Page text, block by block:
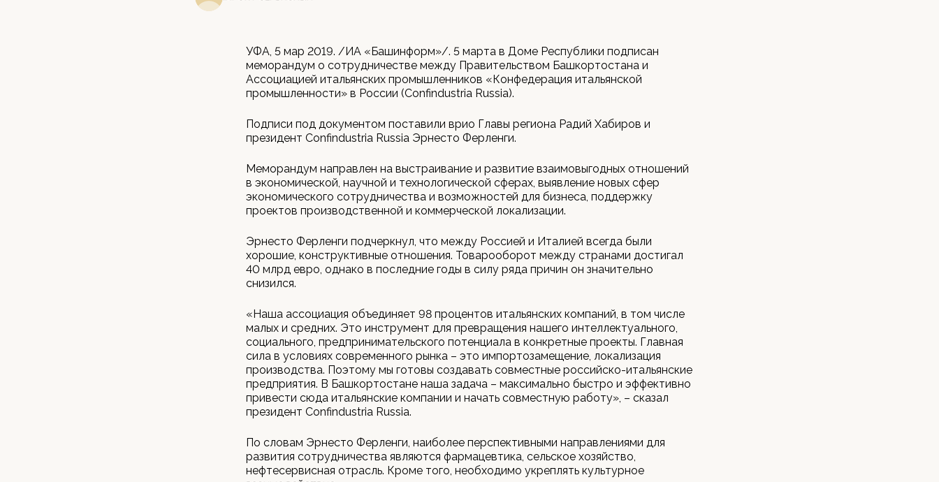
УФА, 5 мар 2019. /ИА «Башинформ»/. 5 марта в Доме Республики подписан
меморандум о сотрудничестве между Правительством Башкортостана и
Ассоциацией итальянских промышленников «Конфедерация итальянской
промышленности» в России (Confindustria Russia).
Подписи под документом поставили врио Главы региона Радий Хабиров и
президент Confindustria Russia Эрнесто Ферленги.
Меморандум направлен на выстраивание и развитие взаимовыгодных отношений
в экономической, научной и технологической сферах, выявление новых сфер
экономического сотрудничества и возможностей для бизнеса, поддержку
проектов производственной и коммерческой локализации.
Эрнесто Ферленги подчеркнул, что между Россией и Италией всегда были
хорошие, конструктивные отношения. Товарооборот между странами достигал
40 млрд евро, однако в последние годы в силу ряда причин он значительно
снизился.
«Наша ассоциация объединяет 98 процентов итальянских компаний, в том числе
малых и средних. Это инструмент для превращения нашего интеллектуального,
социального, предпринимательского потенциала в конкретные проекты. Главная
сила в условиях современного рынка – это импортозамещение, локализация
производства. Поэтому мы готовы создавать совместные российско-итальянские
предприятия. В Башкортостане наша задача – максимально быстро и эффективно
привести сюда итальянские компании и начать совместную работу», – сказал
президент Confindustria Russia.
По словам Эрнесто Ферленги, наиболее перспективными направлениями для
развития сотрудничества являются фармацевтика, сельское хозяйство,
нефтесервисная отрасль. Кроме того, необходимо укреплять культурное